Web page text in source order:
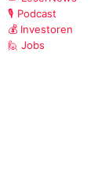
🎙️ Podcast
💰 Investoren
🙋 Jobs